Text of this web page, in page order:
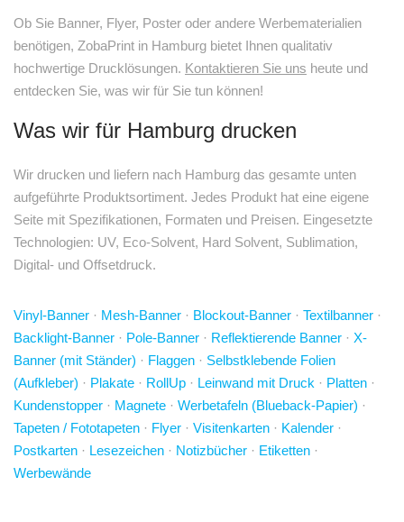
Ob Sie Banner, Flyer, Poster oder andere Werbematerialien
benötigen, ZobaPrint in Hamburg bietet Ihnen qualitativ
hochwertige Drucklösungen. Kontaktieren Sie uns heute und
entdecken Sie, was wir für Sie tun können!
Was wir für Hamburg drucken
Wir drucken und liefern nach Hamburg das gesamte unten
aufgeführte Produktsortiment. Jedes Produkt hat eine eigene
Seite mit Spezifikationen, Formaten und Preisen. Eingesetzte
Technologien: UV, Eco-Solvent, Hard Solvent, Sublimation,
Digital- und Offsetdruck.
Vinyl-Banner · Mesh-Banner · Blockout-Banner · Textilbanner ·
Backlight-Banner · Pole-Banner · Reflektierende Banner · X-
Banner (mit Ständer) · Flaggen · Selbstklebende Folien
(Aufkleber) · Plakate · RollUp · Leinwand mit Druck · Platten ·
Kundenstopper · Magnete · Werbetafeln (Blueback-Papier) ·
Tapeten / Fototapeten · Flyer · Visitenkarten · Kalender ·
Postkarten · Lesezeichen · Notizbücher · Etiketten ·
Werbewände